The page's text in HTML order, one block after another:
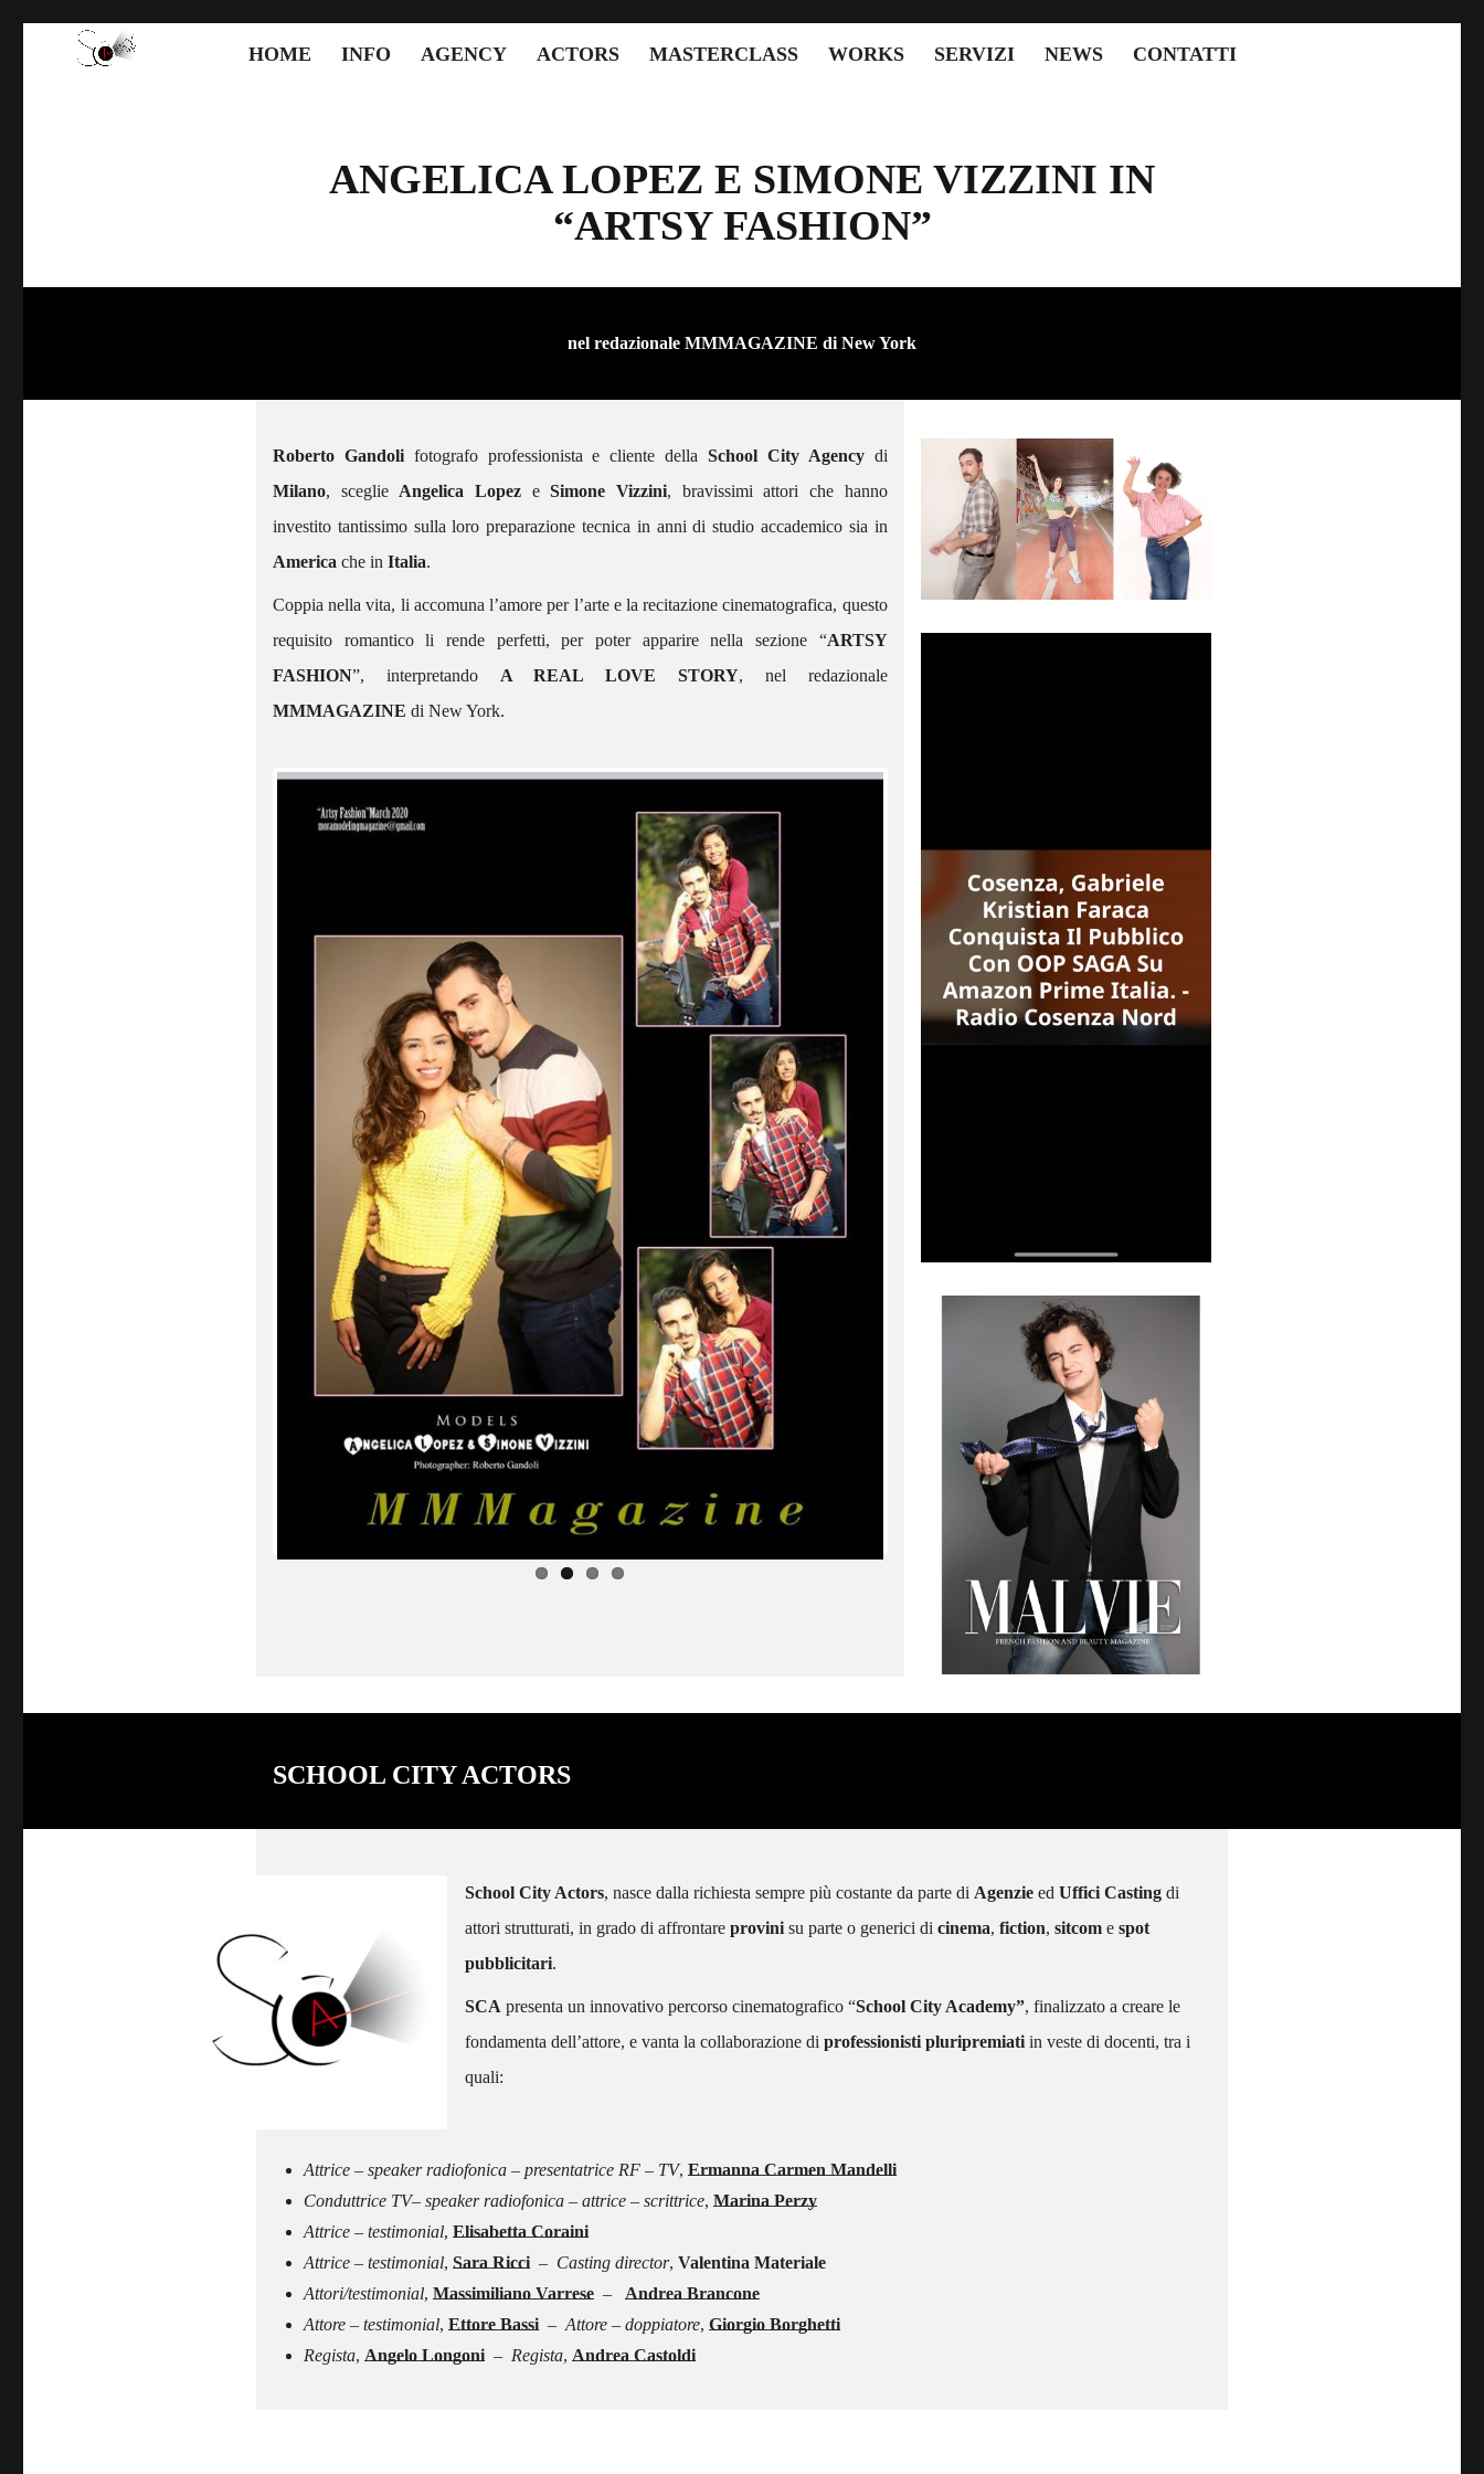
HOME INFO AGENCY ACTORS MASTERCLASS WORKS SERVIZI NEWS CONTATTI
ANGELICA LOPEZ E SIMONE VIZZINI IN
“ARTSY FASHION”
nel redazionale MMMAGAZINE di New York
Roberto Gandolifotografo professionista e cliente dellaSchool City Agencydi
Milano, sceglie Angelica Lopez eSimone Vizzini, bravissimi attori che hanno
investito tantissimo sulla loro preparazione tecnica in anni di studio accademico sia in
America che in Italia.
Coppia nella vita, li accomuna l’amore per l’arte e la recitazione cinematografica, questo
requisito romantico li rende perfetti, per poter apparire nella sezione “ARTSY
FASHION”, interpretando A REAL LOVE STORY, nel redazionale
MMMAGAZINE di New York.
SCACTORS – GIORGIA
PROTAGONISTA DEL NUOVO
DI FUCA”
La nostra Giorgia, Attrice
professionista School City Agency,
protagonista del nuovo spot
KRISTIAN FARACA
OOP SAGA
Gabriele Kristian Faraca recentemente
conquistato l’attenzione del pubblico
con la sua interpretazione straordinaria
nel ruolo principale della OOP SAGA
SCACTORS – MATTEO
RICCARDO PALAZZO VINCE
UNA BORSA DI STUDIO
Matteo Riccardo Palazzovince in
di doppiaggio con Francesco Venditti
SCHOOL CITY ACTORS
School City Actors, nasce dalla richiesta sempre più costante da parte di Agenzie ed Uffici Casting di
attori strutturati, in grado di affrontare provini su parte o generici di cinema, fiction, sitcom e spot
pubblicitari.
SCA presenta un innovativo percorso cinematografico “School City Academy”, finalizzato a creare le
fondamenta dell’attore, e vanta la collaborazione di professionisti pluripremiati in veste di docenti, tra i
quali:
Attrice – speaker radiofonica – presentatrice RF – TV, Ermanna Carmen Mandelli
Conduttrice TV– speaker radiofonica – attrice – scrittrice, Marina Perzy
Attrice – testimonial, Elisabetta Coraini
Attrice – testimonial, Sara Ricci– Casting director, Valentina Materiale
Attori/testimonial, Massimiliano Varrese –
Andrea Brancone
Attore – testimonial, Ettore Bassi– Attore – doppiatore, Giorgio Borghetti
Regista, Angelo Longoni– Regista, Andrea Castoldi